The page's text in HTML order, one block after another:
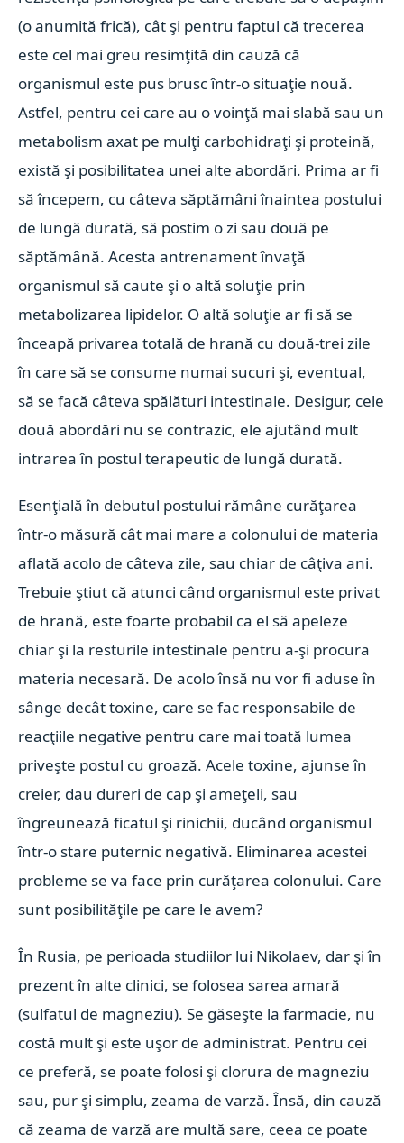
(o anumită frică), cât şi pentru faptul că trecerea
este cel mai greu resimţită din cauză că
organismul este pus brusc într-o situaţie nouă.
Astfel, pentru cei care au o voinţă mai slabă sau un
metabolism axat pe mulţi carbohidraţi şi proteină,
există şi posibilitatea unei alte abordări. Prima ar fi
să începem, cu câteva săptămâni înaintea postului
de lungă durată, să postim o zi sau două pe
săptămână. Acesta antrenament învaţă
organismul să caute şi o altă soluţie prin
metabolizarea lipidelor. O altă soluţie ar fi să se
înceapă privarea totală de hrană cu două-trei zile
în care să se consume numai sucuri şi, eventual,
să se facă câteva spălături intestinale. Desigur, cele
două abordări nu se contrazic, ele ajutând mult
intrarea în postul terapeutic de lungă durată.
Esenţială în debutul postului rămâne curăţarea
într-o măsură cât mai mare a colonului de materia
aflată acolo de câteva zile, sau chiar de câţiva ani.
Trebuie ştiut că atunci când organismul este privat
de hrană, este foarte probabil ca el să apeleze
chiar şi la resturile intestinale pentru a-şi procura
materia necesară. De acolo însă nu vor fi aduse în
sânge decât toxine, care se fac responsabile de
reacţiile negative pentru care mai toată lumea
priveşte postul cu groază. Acele toxine, ajunse în
creier, dau dureri de cap şi ameţeli, sau
îngreunează ficatul şi rinichii, ducând organismul
într-o stare puternic negativă. Eliminarea acestei
probleme se va face prin curăţarea colonului. Care
sunt posibilităţile pe care le avem?
În Rusia, pe perioada studiilor lui Nikolaev, dar şi în
prezent în alte clinici, se folosea sarea amară
(sulfatul de magneziu). Se găseşte la farmacie, nu
costă mult şi este uşor de administrat. Pentru cei
ce preferă, se poate folosi şi clorura de magneziu
sau, pur şi simplu, zeama de varză. Însă, din cauză
că zeama de varză are multă sare, ceea ce poate